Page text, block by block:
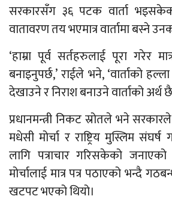
सरकारसँग ३६ पटक वार्ता
वातावरण तय भएमात्र वार्तामा बस्ने
‘हाम्रा पूर्व सर्तहरुलाई पूरा गरेर
बनाइनुपर्छ,’ राईले भने, ‘वार्ताको
देखाउने र निराश बनाउने वार्ताको अर्थ
प्रधानमन्त्री निकट स्रोतले भने
मधेसी मोर्चा र राष्ट्रिय मुस्लिम संघर्ष
लागि पत्राचार गरिसकेको
मोर्चालाई मात्र पत्र पठाएको भन्दै
खटपट भएको थियो।